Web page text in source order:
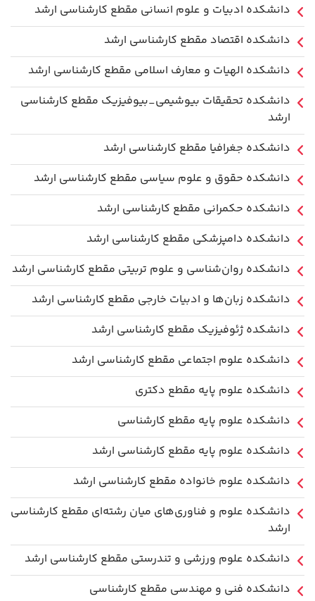
دانشکده ادبیات و علوم انسانی مقطع کارشناسی ارشد
دانشکده اقتصاد مقطع کارشناسی ارشد
دانشکده الهیات و معارف اسلامی مقطع کارشناسی ارشد
دانشکده تحقیقات بیوشیمی_بیوفیزیک مقطع کارشناسی
ارشد
دانشکده جغرافیا مقطع کارشناسی ارشد
دانشکده حقوق و علوم سیاسی مقطع کارشناسی ارشد
دانشکده حکمرانی مقطع کارشناسی ارشد
دانشکده دامپزشکی مقطع کارشناسی ارشد
دانشکده روان‌شناسی و علوم تربیتی مقطع کارشناسی ارشد
دانشکده زبان‌ها و ادبیات خارجی مقطع کارشناسی ارشد
دانشکده ژئوفیزیک مقطع کارشناسی ارشد
دانشکده علوم اجتماعی مقطع کارشناسی ارشد
دانشکده علوم پایه مقطع دکتری
دانشکده علوم پایه مقطع کارشناسی
دانشکده علوم پایه مقطع کارشناسی ارشد
دانشکده علوم خانواده مقطع کارشناسی ارشد
دانشکده علوم و فناوری‌های میان رشته‌ای مقطع کارشناسی
ارشد
دانشکده علوم ورزشی و تندرستی مقطع کارشناسی ارشد
دانشکده فنی و مهندسی مقطع کارشناسی